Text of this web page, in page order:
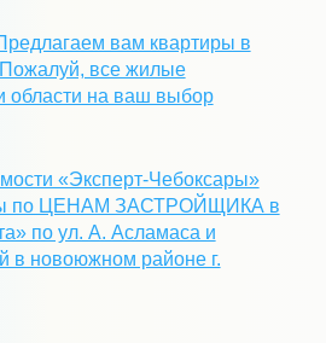
вам квартиры в
все жилые
области на ваш выбор
«Эксперт-Чебоксары»
по ЦЕНАМ ЗАСТРОЙЩИКА в
по ул. А. Асламаса и
в новоюжном районе г.